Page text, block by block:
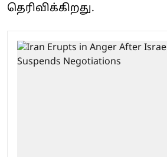
தெரிவிக்கிறது.